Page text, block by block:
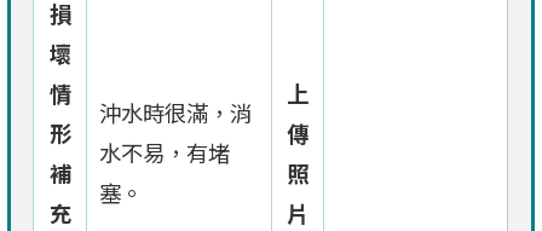
損
壞
情
形
補
充
沖水時很滿，消
水不易，有堵
塞。
上
傳
照
片